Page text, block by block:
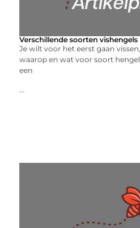
Verschillende soorten vishengels
Je wilt voor het eerst gaan
waarop en wat voor soort
een
...